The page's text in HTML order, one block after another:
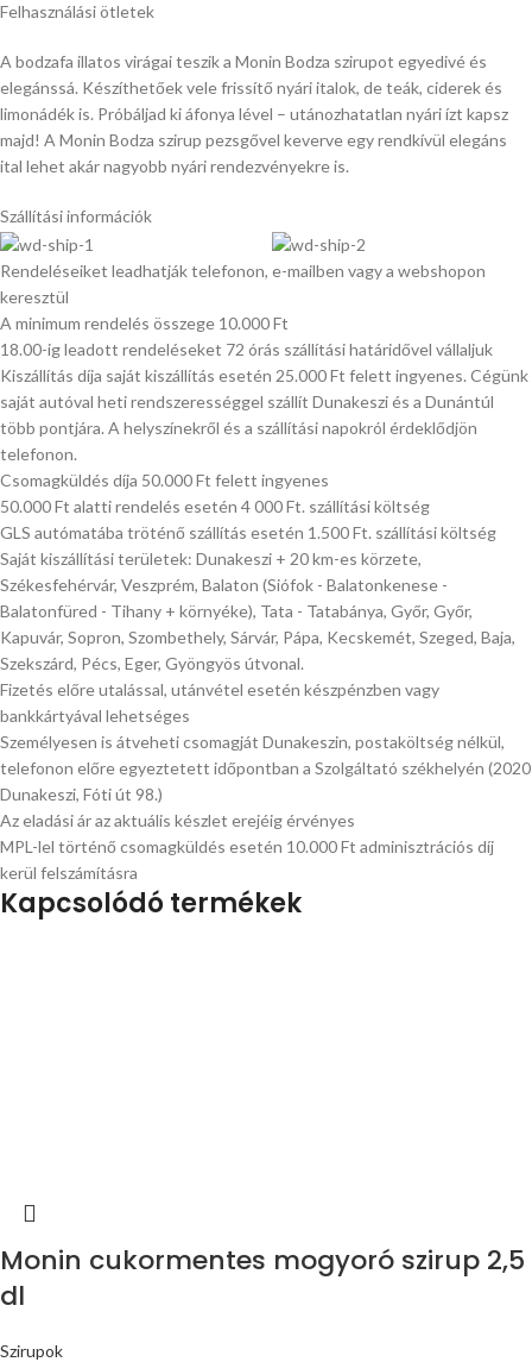
Felhasználási ötletek
A bodzafa illatos virágai teszik a Monin Bodza szirupot egyedivé és
elegánssá. Készíthetőek vele frissítő nyári italok, de teák, ciderek és
limonádék is. Próbáljad ki áfonya lével – utánozhatatlan nyári ízt kapsz
majd! A Monin Bodza szirup pezsgővel keverve egy rendkívül elegáns
ital lehet akár nagyobb nyári rendezvényekre is.
Szállítási információk
Rendeléseiket leadhatják telefonon, e-mailben vagy a webshopon
keresztül
A minimum rendelés összege 10.000 Ft
18.00-ig leadott rendeléseket 72 órás szállítási határidővel vállaljuk
Kiszállítás díja saját kiszállítás esetén 25.000 Ft felett ingyenes. Cégünk
saját autóval heti rendszerességgel szállít Dunakeszi és a Dunántúl
több pontjára. A helyszínekről és a szállítási napokról érdeklődjön
telefonon.
Csomagküldés díja 50.000 Ft felett ingyenes
50.000 Ft alatti rendelés esetén 4 000 Ft. szállítási költség
GLS autómatába tröténő szállítás esetén 1.500 Ft. szállítási költség
Saját kiszállítási területek: Dunakeszi + 20 km-es körzete,
Székesfehérvár, Veszprém, Balaton (Siófok - Balatonkenese -
Balatonfüred - Tihany + környéke), Tata - Tatabánya, Győr, Győr,
Kapuvár, Sopron, Szombethely, Sárvár, Pápa, Kecskemét, Szeged, Baja,
Szekszárd, Pécs, Eger, Gyöngyös útvonal.
Fizetés előre utalással, utánvétel esetén készpénzben vagy
bankkártyával lehetséges
Személyesen is átveheti csomagját Dunakeszin, postaköltség nélkül,
telefonon előre egyeztetett időpontban a Szolgáltató székhelyén (2020
Dunakeszi, Fóti út 98.)
Az eladási ár az aktuális készlet erejéig érvényes
MPL-lel történő csomagküldés esetén 10.000 Ft adminisztrációs díj
kerül felszámításra
Kapcsolódó termékek
Monin cukormentes mogyoró szirup 2,5
dl
Szirupok